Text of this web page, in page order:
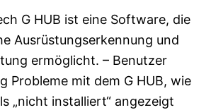
G HUB ist eine Software, die
Ausrüstungserkennung und
ermöglicht. – Benutzer
Probleme mit dem G HUB, wie
„nicht installiert“ angezeigt